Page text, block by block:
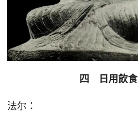
四　日用飲食
法尔：